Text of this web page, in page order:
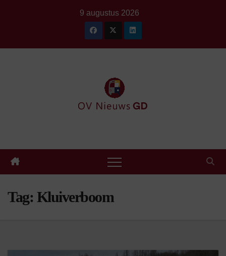
9 augustus 2026
Tag: Kluiverboom